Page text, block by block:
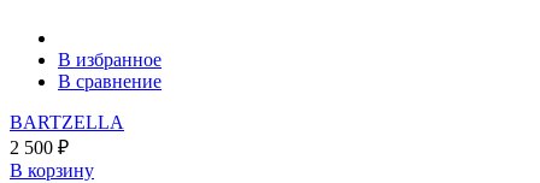
В избранное
В сравнение
BARTZELLA
2 500 ₽
В корзину